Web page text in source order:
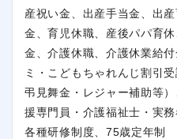
産祝い金、出産手当金、出
金、育児休職、産後パパ育
金、介護休職、介護休業給
ミ・こどもちゃれんじ割引
弔見舞金・レジャー補助等
援専門員・介護福祉士・実
各種研修制度、75歳定年制